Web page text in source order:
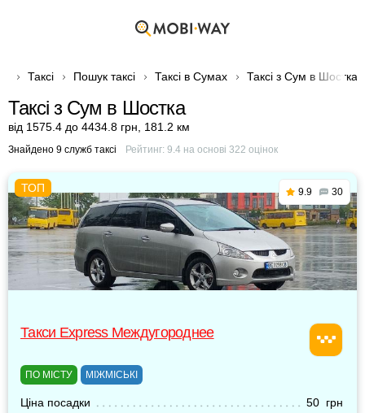
Таксі Пошук таксі Таксі в Сумах Таксі з Сум в Шостка
Таксі з Сум в Шостка
від 1575.4 до 4434.8 грн 181.2 км
Знайдено 9 служб таксі Рейтинг: 9.4на основі 322 оцінок
9.9 30
Такси Express Междугороднее
ПО МІСТУ МІЖМІСЬКІ
Ціна посадки
50 грн